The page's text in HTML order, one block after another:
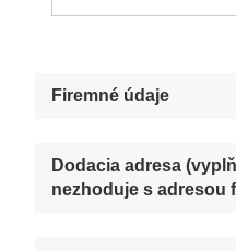
Firemné údaje
Dodacia adresa
nezhoduje s adresou